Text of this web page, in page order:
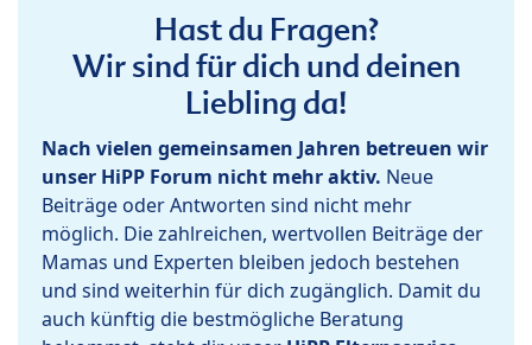
Hast du Fragen?
Wir sind für dich und deinen
Liebling da!
Nach vielen gemeinsamen Jahren betreuen wir
unser HiPP Forum nicht mehr aktiv. Neue
Beiträge oder Antworten sind nicht mehr
möglich. Die zahlreichen, wertvollen Beiträge der
Mamas und Experten bleiben jedoch bestehen
und sind weiterhin für dich zugänglich. Damit du
auch künftig die bestmögliche Beratung